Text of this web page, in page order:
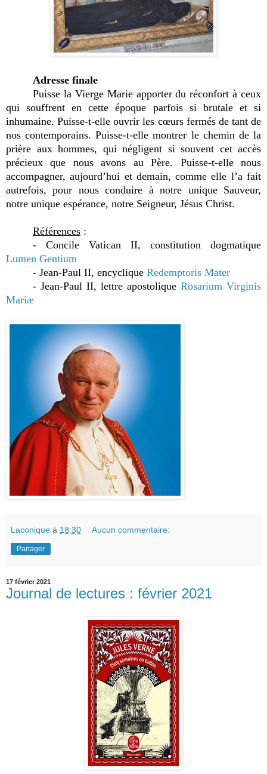
Adresse finale
Puisse la Vierge Marie apporter du réconfort à ceux
qui souffrent en cette époque parfois si brutale et si
inhumaine. Puisse-t-elle ouvrir les cœurs fermés de tant de
nos contemporains. Puisse-t-elle montrer le chemin de la
prière aux hommes, qui négligent si souvent cet accès
précieux que nous avons au Père. Puisse-t-elle nous
accompagner, aujourd’hui et demain, comme elle l’a fait
autrefois, pour nous conduire à notre unique Sauveur,
notre unique espérance, notre Seigneur, Jésus Christ.
Références :
- Concile Vatican II, constitution dogmatique
Lumen Gentium
- Jean-Paul II, encyclique Redemptoris Mater
- Jean-Paul II, lettre apostolique Rosarium Virginis
Mariæ
Laconique à 18:30 Aucun commentaire:
Partager
17 février 2021
Journal de lectures : février 2021